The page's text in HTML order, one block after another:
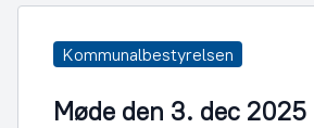
Kommunalbestyrelsen
Møde den 3. dec 2025